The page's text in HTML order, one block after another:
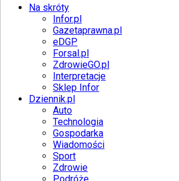
Na skróty
Infor.pl
Gazetaprawna.pl
eDGP
Forsal.pl
ZdrowieGO.pl
Interpretacje
Sklep Infor
Dziennik.pl
Auto
Technologia
Gospodarka
Wiadomości
Sport
Zdrowie